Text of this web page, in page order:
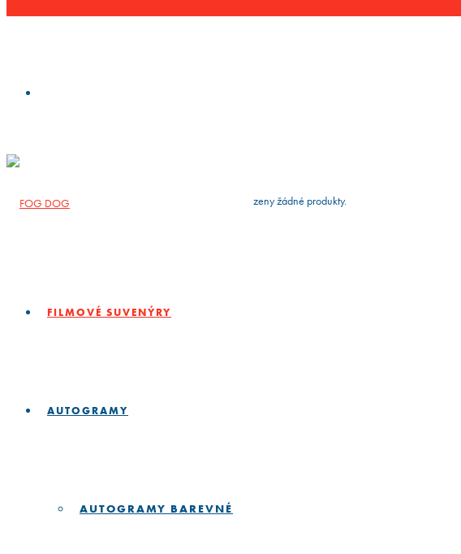
FILMOVÉ SUVENÝRY
AUTOGRAMY
AUTOGRAMY BAREVNÉ
pressEnterto search Nebyly nalezeny žádné produkty.